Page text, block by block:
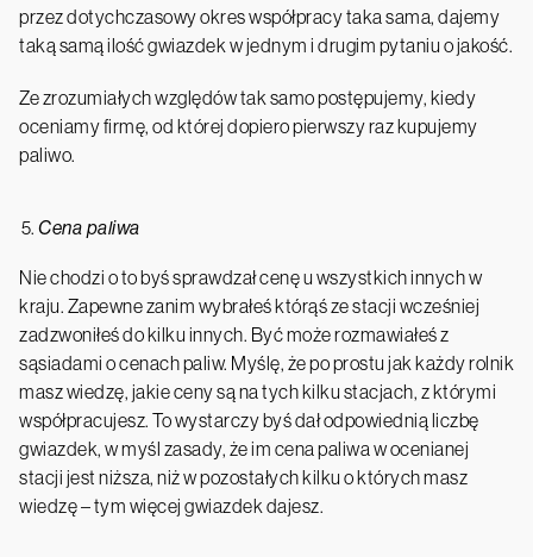
przez dotychczasowy okres współpracy taka sama, dajemy
taką samą ilość gwiazdek w jednym i drugim pytaniu o jakość.
Ze zrozumiałych względów tak samo postępujemy, kiedy
oceniamy firmę, od której dopiero pierwszy raz kupujemy
paliwo.
Cena paliwa
Nie chodzi o to byś sprawdzał cenę u wszystkich innych w
kraju. Zapewne zanim wybrałeś którąś ze stacji wcześniej
zadzwoniłeś do kilku innych. Być może rozmawiałeś z
sąsiadami o cenach paliw. Myślę, że po prostu jak każdy rolnik
masz wiedzę, jakie ceny są na tych kilku stacjach, z którymi
współpracujesz. To wystarczy byś dał odpowiednią liczbę
gwiazdek, w myśl zasady, że im cena paliwa w ocenianej
stacji jest niższa, niż w pozostałych kilku o których masz
wiedzę – tym więcej gwiazdek dajesz.